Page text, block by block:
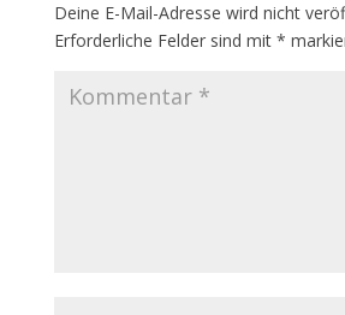
Deine E-Mail-Adresse wird nicht
Erforderliche Felder sind mit *